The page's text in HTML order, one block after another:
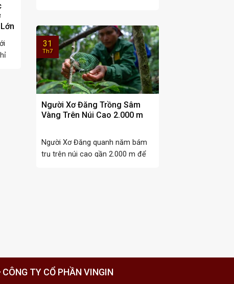
Người Xơ Đăng Trồng Sâm
Vàng Trên Núi Cao 2.000 m
Người Xơ Đăng quanh năm bám
trụ trên núi cao gần 2.000 m để
31
Th7
CÔNG TY CỔ PHẦN VINGIN